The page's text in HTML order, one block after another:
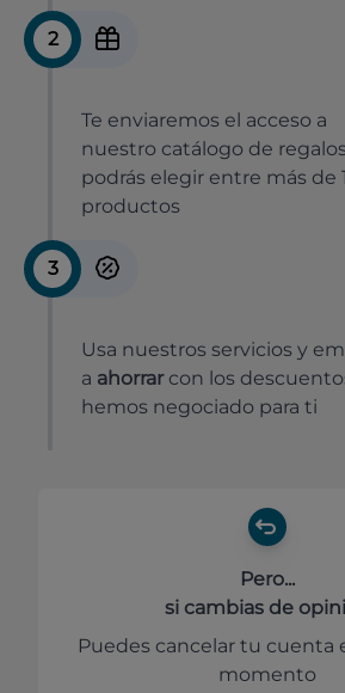
2
Te enviaremos el acceso a
nuestro catálogo de
podrás elegir entre más de
productos
3
Usa nuestros servicios y
a ahorrar con los
hemos negociado para ti
Pero...
si cambias de
Puedes cancelar tu cuenta
momento